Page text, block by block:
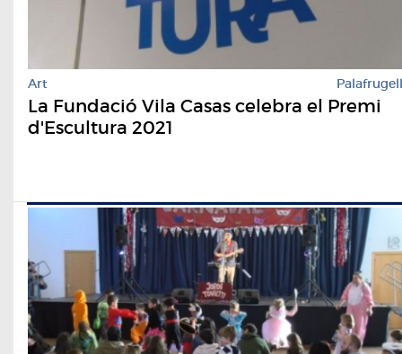
Art Palafrugell
La Fundació Vila Casas celebra el Premi
d'Escultura 2021